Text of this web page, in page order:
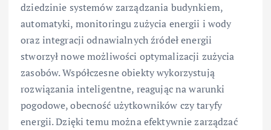
dziedzinie systemów zarządzania budynkiem,
automatyki, monitoringu zużycia energii i wody
oraz integracji odnawialnych źródeł energii
stworzył nowe możliwości optymalizacji zużycia
zasobów. Współczesne obiekty wykorzystują
rozwiązania inteligentne, reagując na warunki
pogodowe, obecność użytkowników czy taryfy
energii. Dzięki temu można efektywnie zarządzać